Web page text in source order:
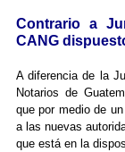
Contrario a
CANG
A diferencia de la
Notarios de
que por medio de
a las nuevas
que está en la